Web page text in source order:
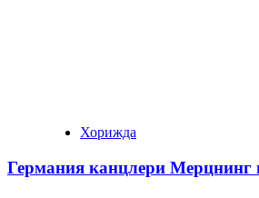
Хорижда
Германия канцлери Мерцнинг